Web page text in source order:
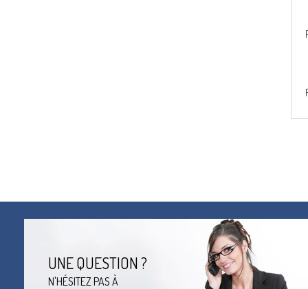
UNE QUESTION ?
N'HÉSITEZ PAS À